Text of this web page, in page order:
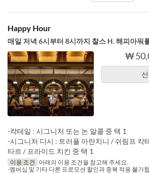
Happy Hour
매일 저녁 6시부터 8시까지 찰스 H. 해피아워
₩
-칵테일 : 시그니처 또는 논 알콜 중 택 1
-시그니처 디시 : 트러플 아란치니 / 쉬림프 칵
타르 / 프라이드 치킨 중 택 1
이용 조건
아래의 이용 조건을 참고해 주세요.
-멤버십 및 기타 다른 프로모션 할인과 중복 적용 불가